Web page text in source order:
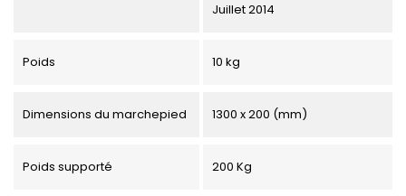
Juillet 2014
Poids 10 kg
Dimensions du marchepied 1300 x 200 (mm)
Poids supporté 200 Kg